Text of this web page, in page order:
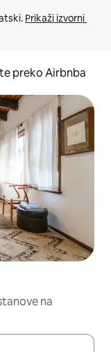
Prikaži izvorni
preko Airbnba
na